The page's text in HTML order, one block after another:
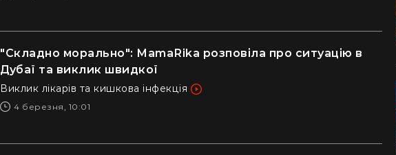
"Складно морально": MamaRika розповіла про ситуацію в
Дубаї та виклик швидкої
Виклик лікарів та кишкова інфекція
4 березня, 10:01